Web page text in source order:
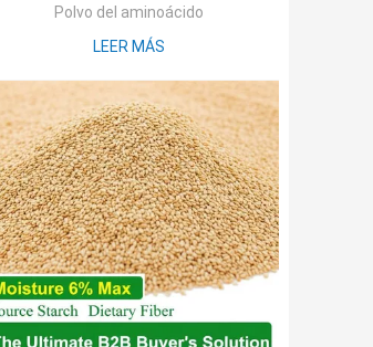
Polvo del aminoácido
LEER MÁS